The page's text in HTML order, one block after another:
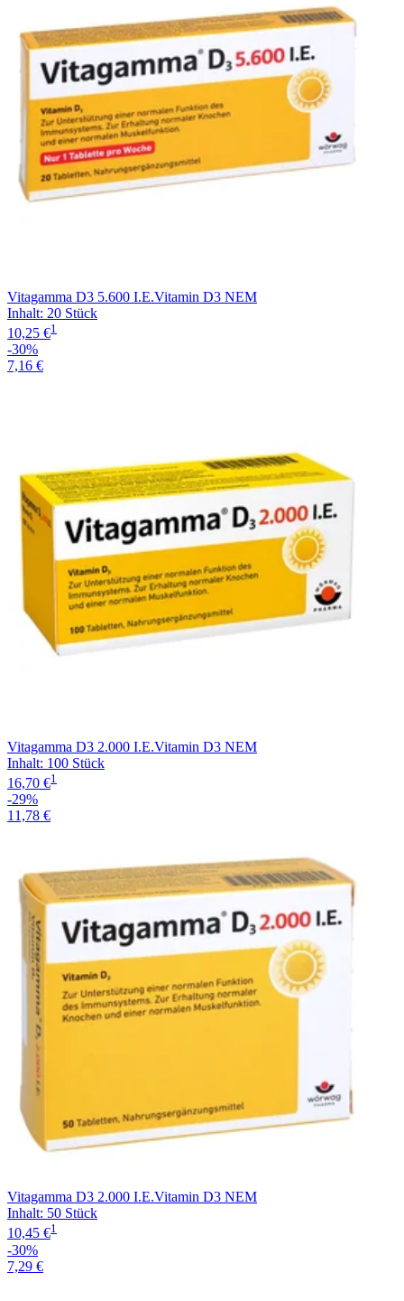
Vitagamma D3 5.600 I.E.Vitamin D3 NEM
Inhalt: 20 Stück
10,25 €1
-30%
7,16 €
Vitagamma D3 2.000 I.E.Vitamin D3 NEM
Inhalt: 100 Stück
16,70 €1
-29%
11,78 €
Vitagamma D3 2.000 I.E.Vitamin D3 NEM
Inhalt: 50 Stück
10,45 €1
-30%
7,29 €